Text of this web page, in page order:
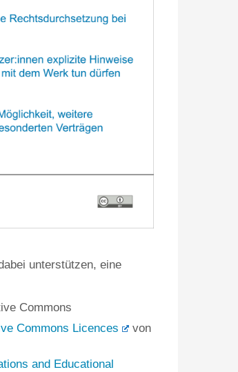
unterstützen, eine
Commons
Commons Licences
von
and Educational